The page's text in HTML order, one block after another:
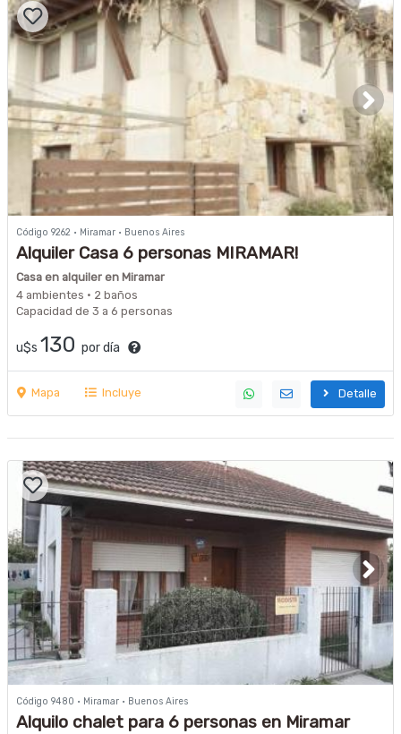
Código 9262 · Miramar · Buenos Aires
Alquiler Casa 6 personas MIRAMAR!
Casa en alquiler en Miramar
4 ambientes · 2 baños
Capacidad de 3 a 6 personas
u$s 130 por día
Mapa Incluye Detalle
Código 9480 · Miramar · Buenos Aires
Alquilo chalet para 6 personas en Miramar